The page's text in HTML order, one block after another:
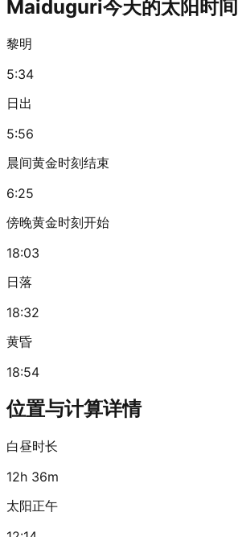
Maiduguri今天的太阳时间
黎明
5:34
日出
5:56
晨间黄金时刻结束
6:25
傍晚黄金时刻开始
18:03
日落
18:32
黄昏
18:54
位置与计算详情
白昼时长
12h 36m
太阳正午